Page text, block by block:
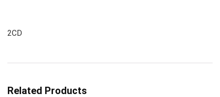
2CD
Related Products